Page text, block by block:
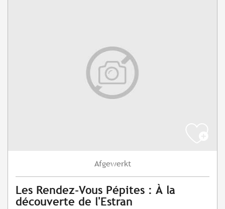
Afgewerkt
Les Rendez-Vous Pépites : À la
découverte de l'Estran